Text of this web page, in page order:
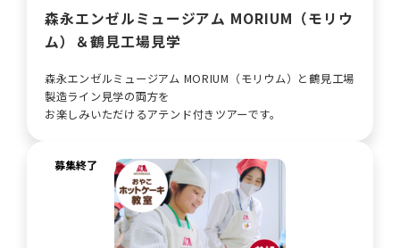
森永エンゼルミュージアム MORIUM（モリウ
ム）＆鶴見工場見学
森永エンゼルミュージアム MORIUM（モリウム）と鶴見工場
製造ライン見学の両方を
お楽しみいただけるアテンド付きツアーです。
募集終了